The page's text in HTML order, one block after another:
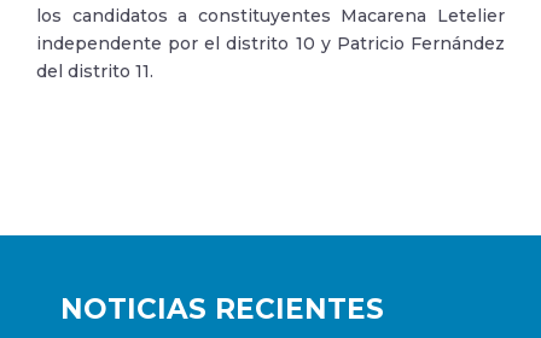
NOTICIAS RECIENTES
los candidatos a constituyentes Macarena Letelier
independente por el distrito 10 y Patricio Fernández
del distrito 11.